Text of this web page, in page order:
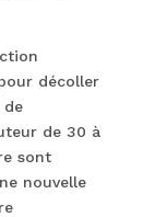
décoller
de
de 30 à
sont
nouvelle